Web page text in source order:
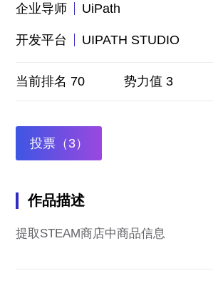
企业导师 UiPath
开发平台 UIPATH STUDIO
当前排名 70 势力值 3
投票（3）
作品描述
提取STEAM商店中商品信息